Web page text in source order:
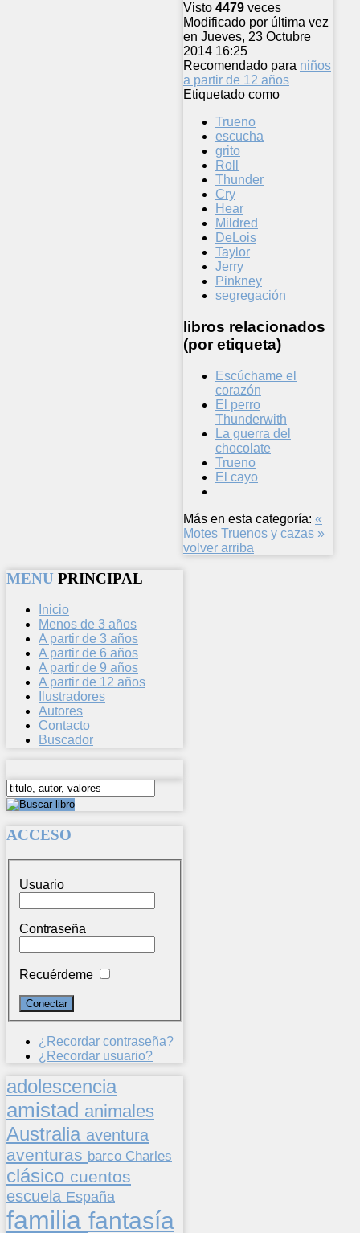
Visto 4479 veces
Modificado por última vez
en Jueves, 23 Octubre
2014 16:25
Recomendado para niños
a partir de 12 años
Etiquetado como
Trueno
escucha
grito
Roll
Thunder
Cry
Hear
Mildred
DeLois
Taylor
Jerry
Pinkney
segregación
libros relacionados
(por etiqueta)
Escúchame el
corazón
El perro
Thunderwith
La guerra del
chocolate
Trueno
El cayo
Más en esta categoría: «
Motes Truenos y cazas »
volver arriba
MENU PRINCIPAL
Inicio
Menos de 3 años
A partir de 3 años
A partir de 6 años
A partir de 9 años
A partir de 12 años
Ilustradores
Autores
Contacto
Buscador
ACCESO
Usuario
Contraseña
Recuérdeme
¿Recordar contraseña?
¿Recordar usuario?
adolescencia
amistad animales
Australia aventura
aventuras barco Charles
clásico cuentos
escuela España
familia fantasía